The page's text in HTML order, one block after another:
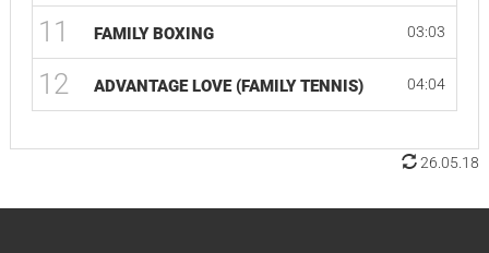
11 FAMILY BOXING 03:03
12 ADVANTAGE LOVE (FAMILY TENNIS) 04:04
26.05.18